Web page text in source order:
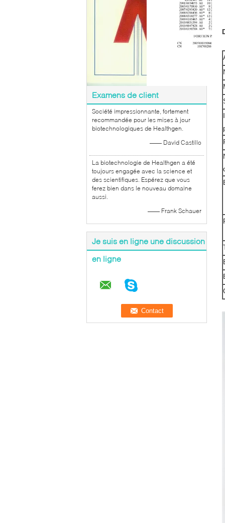
Examens de client
Société impressionnante, fortement
recommandée pour les mises à jour
biotechnologiques de Healthgen.
—— David Castillo
La biotechnologie de Healthgen a été
toujours engagée avec la science et
des scientifiques. Espérez que vous
ferez bien dans le nouveau domaine
aussi.
—— Frank Schauer
Je suis en ligne une discussion
en ligne